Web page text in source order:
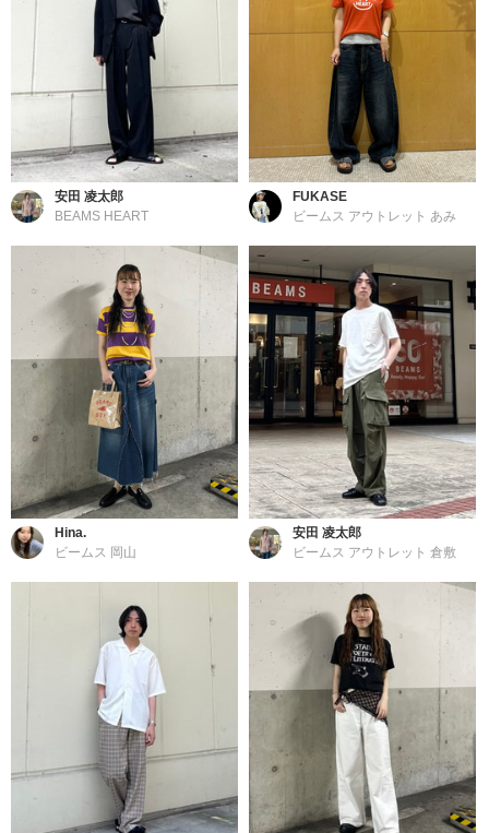
安田 凌太郎
BEAMS HEART
FUKASE
ビームス アウトレット あみ
Hina.
ビームス 岡山
安田 凌太郎
ビームス アウトレット 倉敷